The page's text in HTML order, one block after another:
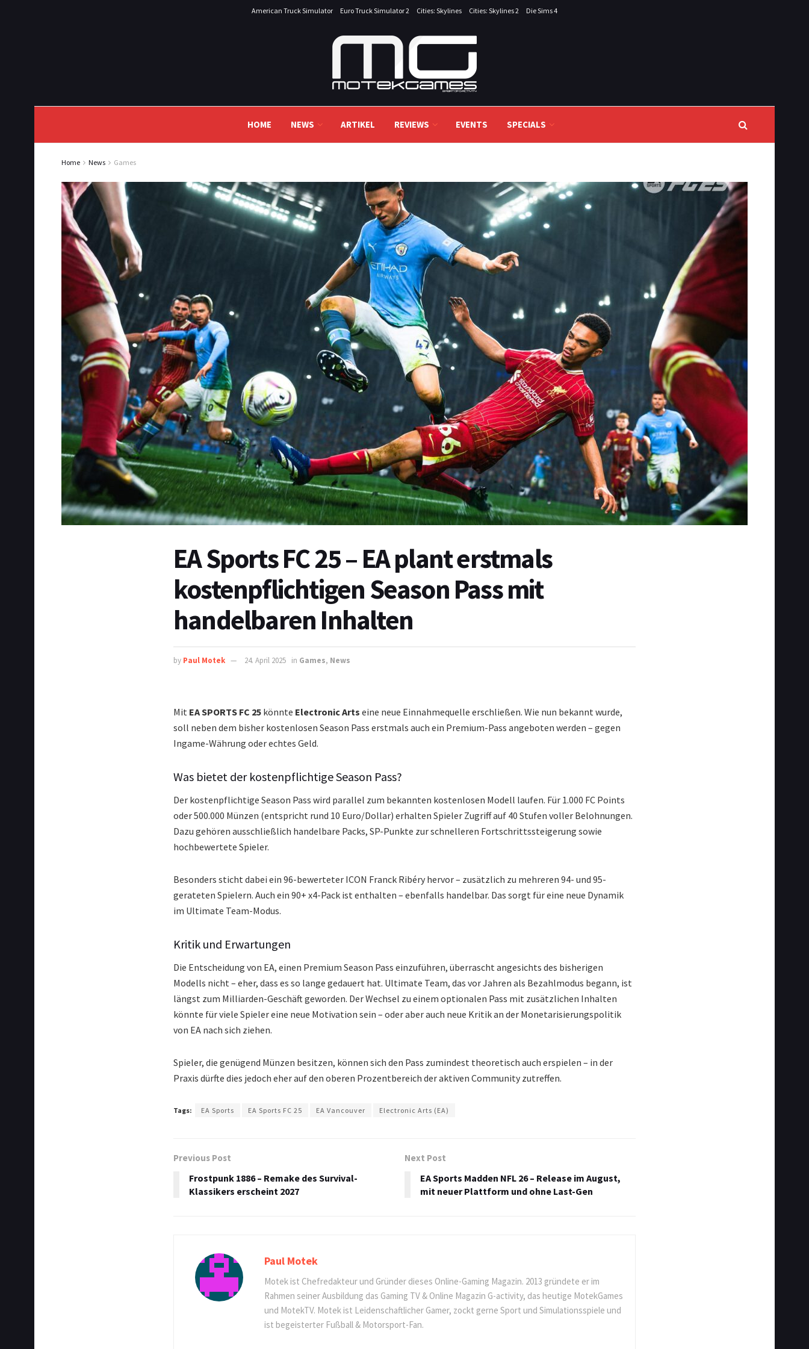
American Truck Simulator Euro Truck Simulator 2 Cities: Skylines Cities: Skylines 2 Die Sims 4
HOME NEWS ARTIKEL REVIEWS EVENTS SPECIALS
Home News Games
EA Sports FC 25 – EA plant erstmals
kostenpflichtigen Season Pass mit
handelbaren Inhalten
by Paul Motek 24. April 2025 in Games, News
Mit EA SPORTS FC 25 könnte Electronic Arts eine neue Einnahmequelle erschließen. Wie nun bekannt wurde,
soll neben dem bisher kostenlosen Season Pass erstmals auch ein Premium-Pass angeboten werden – gegen
Ingame-Währung oder echtes Geld.
Was bietet der kostenpflichtige Season Pass?
Der kostenpflichtige Season Pass wird parallel zum bekannten kostenlosen Modell laufen. Für 1.000 FC Points
oder 500.000 Münzen (entspricht rund 10 Euro/Dollar) erhalten Spieler Zugriff auf 40 Stufen voller Belohnungen.
Dazu gehören ausschließlich handelbare Packs, SP-Punkte zur schnelleren Fortschrittssteigerung sowie
hochbewertete Spieler.
Besonders sticht dabei ein 96-bewerteter ICON Franck Ribéry hervor – zusätzlich zu mehreren 94- und 95-
gerateten Spielern. Auch ein 90+ x4-Pack ist enthalten – ebenfalls handelbar. Das sorgt für eine neue Dynamik
im Ultimate Team-Modus.
Kritik und Erwartungen
Die Entscheidung von EA, einen Premium Season Pass einzuführen, überrascht angesichts des bisherigen
Modells nicht – eher, dass es so lange gedauert hat. Ultimate Team, das vor Jahren als Bezahlmodus begann, ist
längst zum Milliarden-Geschäft geworden. Der Wechsel zu einem optionalen Pass mit zusätzlichen Inhalten
könnte für viele Spieler eine neue Motivation sein – oder aber auch neue Kritik an der Monetarisierungspolitik
von EA nach sich ziehen.
Spieler, die genügend Münzen besitzen, können sich den Pass zumindest theoretisch auch erspielen – in der
Praxis dürfte dies jedoch eher auf den oberen Prozentbereich der aktiven Community zutreffen.
Tags: EA Sports EA Sports FC 25 EA Vancouver Electronic Arts (EA)
Previous Post
Frostpunk 1886 – Remake des Survival-
Klassikers erscheint 2027
Next Post
EA Sports Madden NFL 26 – Release im August,
mit neuer Plattform und ohne Last-Gen
Paul Motek
Motek ist Chefredakteur und Gründer dieses Online-Gaming Magazin. 2013 gründete er im
Rahmen seiner Ausbildung das Gaming TV & Online Magazin G-activity, das heutige MotekGames
und MotekTV. Motek ist Leidenschaftlicher Gamer, zockt gerne Sport und Simulationsspiele und
ist begeisterter Fußball & Motorsport-Fan.